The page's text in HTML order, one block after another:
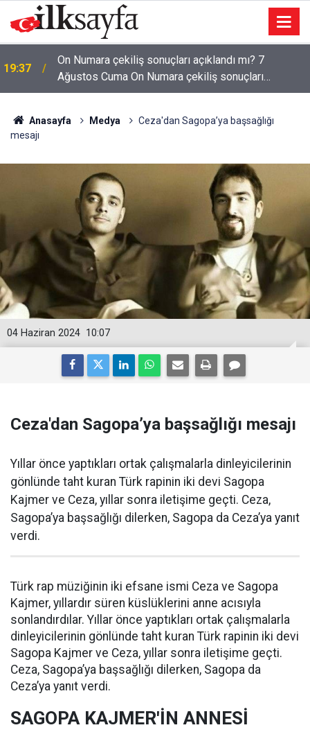
19:36
Bakan Kurum: Bu işler ahbap çavuş ilişkisiyle
yürümez
Anasayfa Medya
Ceza'dan Sagopa’ya başsağlığı
mesajı
10:07
04 Haziran 2024
Ceza'dan Sagopa’ya başsağlığı mesajı
Yıllar önce yaptıkları ortak çalışmalarla dinleyicilerinin
gönlünde taht kuran Türk rapinin iki devi Sagopa
Kajmer ve Ceza, yıllar sonra iletişime geçti. Ceza,
Sagopa’ya başsağlığı dilerken, Sagopa da Ceza’ya yanıt
verdi.
Türk rap müziğinin iki efsane ismi Ceza ve Sagopa
Kajmer, yıllardır süren küslüklerini anne acısıyla
sonlandırdılar. Yıllar önce yaptıkları ortak çalışmalarla
dinleyicilerinin gönlünde taht kuran Türk rapinin iki devi
Sagopa Kajmer ve Ceza, yıllar sonra iletişime geçti.
Ceza, Sagopa’ya başsağlığı dilerken, Sagopa da
Ceza’ya yanıt verdi.
SAGOPA KAJMER'İN ANNESİ